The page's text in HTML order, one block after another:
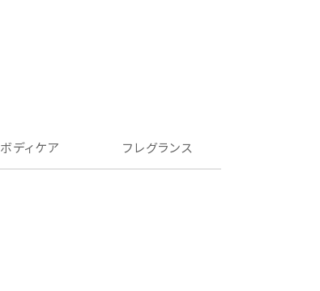
ボディケア フレグランス